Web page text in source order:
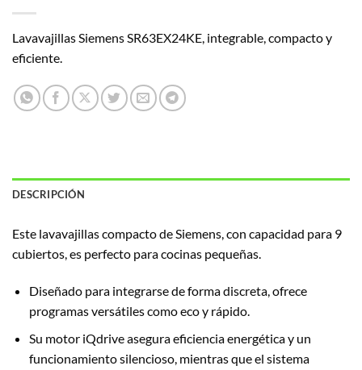
Lavavajillas Siemens SR63EX24KE, integrable, compacto y
eficiente.
DESCRIPCIÓN
Este lavavajillas compacto de Siemens, con capacidad para 9
cubiertos, es perfecto para cocinas pequeñas.
Diseñado para integrarse de forma discreta, ofrece
programas versátiles como eco y rápido.
Su motor iQdrive asegura eficiencia energética y un
funcionamiento silencioso, mientras que el sistema